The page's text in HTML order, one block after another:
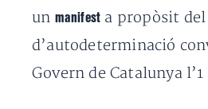
un manifest a propòsit
d’autodeterminació
Govern de Catalunya